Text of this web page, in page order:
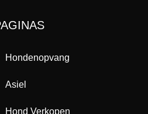
Hondenopvang
Asiel
Hond Verkopen